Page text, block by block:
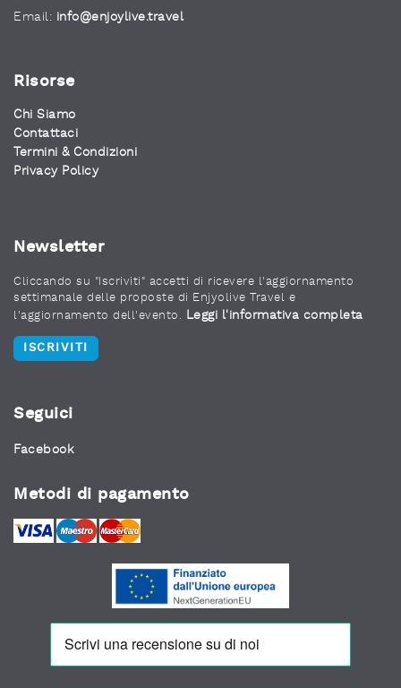
Email: info@enjoylive.travel
Risorse
Chi Siamo
Contattaci
Termini & Condizioni
Privacy Policy
Newsletter
Cliccando su "Iscriviti" accetti di ricevere l'aggiornamento
settimanale delle proposte di Enjyolive Travel e
l'aggiornamento dell'evento.
Leggi l'informativa completa
ISCRIVITI
Seguici
Facebook
Metodi di pagamento